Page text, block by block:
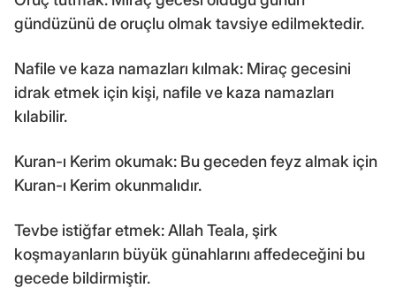
gündüzünü de oruçlu olmak tavsiye edilmektedir.
Nafile ve kaza namazları kılmak: Miraç gecesini
idrak etmek için kişi, nafile ve kaza namazları
kılabilir.
Kuran-ı Kerim okumak: Bu geceden feyz almak için
Kuran-ı Kerim okunmalıdır.
Tevbe istiğfar etmek: Allah Teala, şirk
koşmayanların büyük günahlarını affedeceğini bu
gecede bildirmiştir.